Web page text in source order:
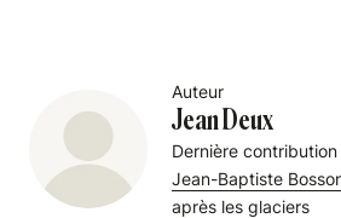
Auteur
Jean Deux
Dernière contribution
Jean-Baptiste
après les glaciers